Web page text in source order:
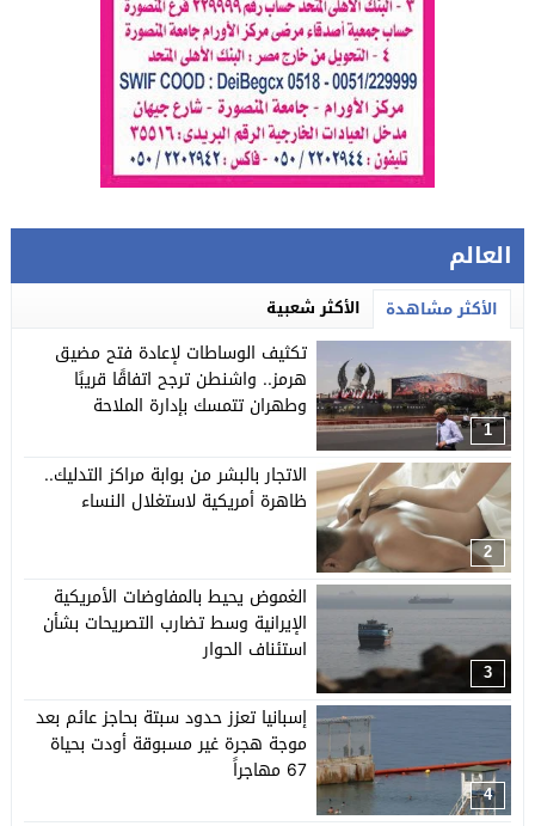
العالم
الأكثر مشاهدة الأكثر شعبية
1
تكثيف الوساطات لإعادة فتح مضيق
هرمز.. واشنطن ترجح اتفاقًا قريبًا
وطهران تتمسك بإدارة الملاحة
2
الاتجار بالبشر من بوابة مراكز التدليك..
ظاهرة أمريكية لاستغلال النساء
3
الغموض يحيط بالمفاوضات الأمريكية
الإيرانية وسط تضارب التصريحات بشأن
استئناف الحوار
4
إسبانيا تعزز حدود سبتة بحاجز عائم بعد
موجة هجرة غير مسبوقة أودت بحياة
67 مهاجراً